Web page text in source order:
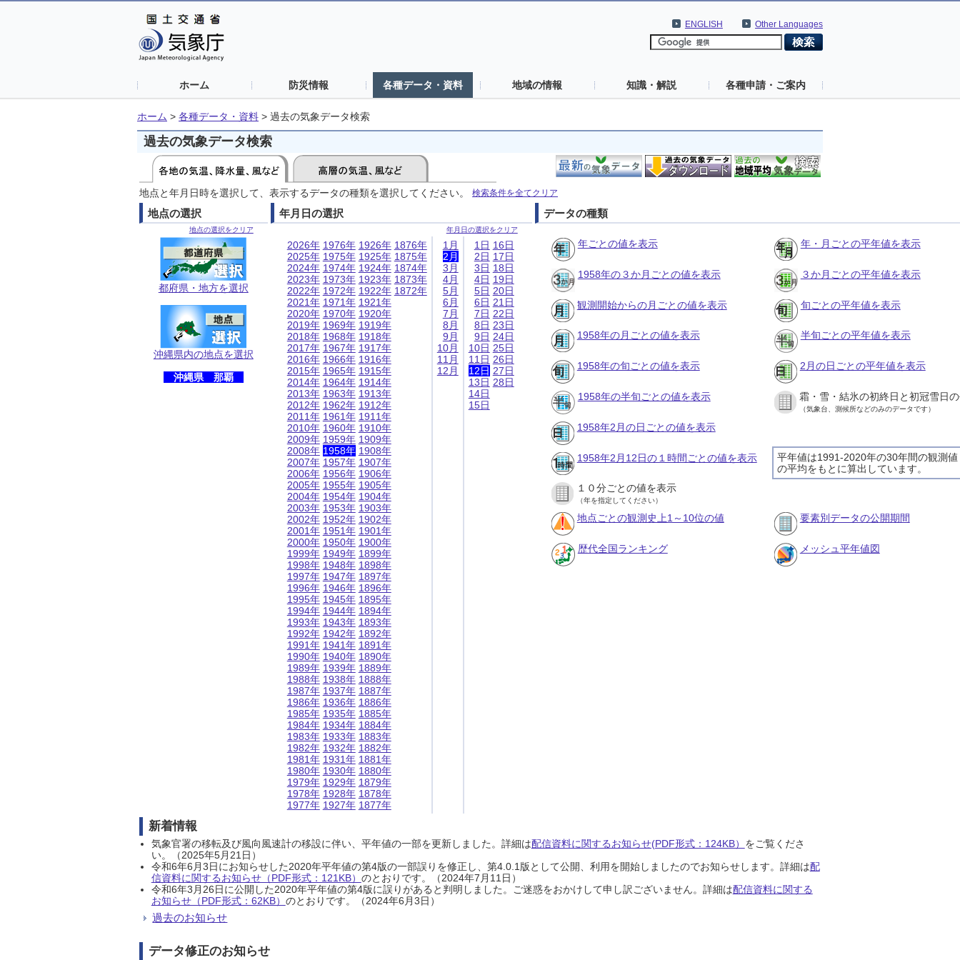
Other Languages
ENGLISH
ホーム 防災情報 各種データ・資料 地域の情報 知識・解説 各種申請・ご案内
ホーム > 各種データ・資料 > 過去の気象データ検索
過去の気象データ検索
地点と年月日時を選択して、表示するデータの種類を選択してください。 検索条件を全てクリア
地点の選択
地点の選択をクリア
都府県・地方を選択
沖縄県内の地点を選択
沖縄県 那覇
年月日の選択
年月日の選択をクリア
2026年
2025年
2024年
2023年
2022年
2021年
2020年
2019年
2018年
2017年
2016年
2015年
2014年
2013年
2012年
2011年
2010年
2009年
2008年
2007年
2006年
2005年
2004年
2003年
2002年
2001年
2000年
1999年
1998年
1997年
1996年
1995年
1994年
1993年
1992年
1991年
1990年
1989年
1988年
1987年
1986年
1985年
1984年
1983年
1982年
1981年
1980年
1979年
1978年
1977年
1976年
1975年
1974年
1973年
1972年
1971年
1970年
1969年
1968年
1967年
1966年
1965年
1964年
1963年
1962年
1961年
1960年
1959年
1958年
1957年
1956年
1955年
1954年
1953年
1952年
1951年
1950年
1949年
1948年
1947年
1946年
1945年
1944年
1943年
1942年
1941年
1940年
1939年
1938年
1937年
1936年
1935年
1934年
1933年
1932年
1931年
1930年
1929年
1928年
1927年
1926年
1925年
1924年
1923年
1922年
1921年
1920年
1919年
1918年
1917年
1916年
1915年
1914年
1913年
1912年
1911年
1910年
1909年
1908年
1907年
1906年
1905年
1904年
1903年
1902年
1901年
1900年
1899年
1898年
1897年
1896年
1895年
1894年
1893年
1892年
1891年
1890年
1889年
1888年
1887年
1886年
1885年
1884年
1883年
1882年
1881年
1880年
1879年
1878年
1877年
1876年
1875年
1874年
1873年
1872年
1月
2月
3月
4月
5月
6月
7月
8月
9月
10月
11月
12月
1日
2日
3日
4日
5日
6日
7日
8日
9日
10日
11日
12日
13日
14日
15日
16日
17日
18日
19日
20日
21日
22日
23日
24日
25日
26日
27日
28日
データの種類
年ごとの値を表示 年・月ごとの平年値を表示
1958年の３か月ごとの値を表示 ３か月ごとの平年値を表示
観測開始からの月ごとの値を表示 旬ごとの平年値を表示
1958年の月ごとの値を表示 半旬ごとの平年値を表示
1958年の旬ごとの値を表示 2月の日ごとの平年値を表示
1958年の半旬ごとの値を表示 霜・雪・結氷の初終日と初冠雪日
（気象台、測候所などのみのデータです）
1958年2月の日ごとの値を表示
平年値は1991-2020年の30年間の観測値
の平均をもとに算出しています。
1958年2月12日の１時間ごとの値を表示
１０分ごとの値を表示
（年を指定してください）
地点ごとの観測史上1～10位の値 要素別データの公開期間
歴代全国ランキング メッシュ平年値図
新着情報
気象官署の移転及び風向風速計の移設に伴い、平年値の一部を更新しました。詳細は配信資料に関するお知らせ(PDF形式：124KB） をご覧くださ
い。（2025年5月21日）
令和6年6月3日にお知らせした2020年平年値の第4版の一部誤りを修正し、第4.0.1版として公開、利用を開始しましたのでお知らせします。詳細は配
信資料に関するお知らせ（PDF形式：121KB） のとおりです。（2024年7月11日）
令和6年3月26日に公開した2020年平年値の第4版に誤りがあると判明しました。ご迷惑をおかけして申し訳ございません。詳細は配信資料に関する
お知らせ（PDF形式：62KB） のとおりです。（2024年6月3日）
過去のお知らせ
データ修正のお知らせ